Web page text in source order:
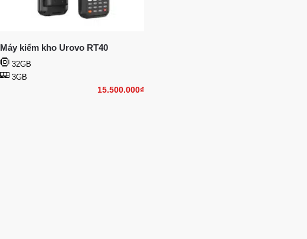
Máy kiểm kho Urovo RT40
32GB
3GB
15.500.000₫